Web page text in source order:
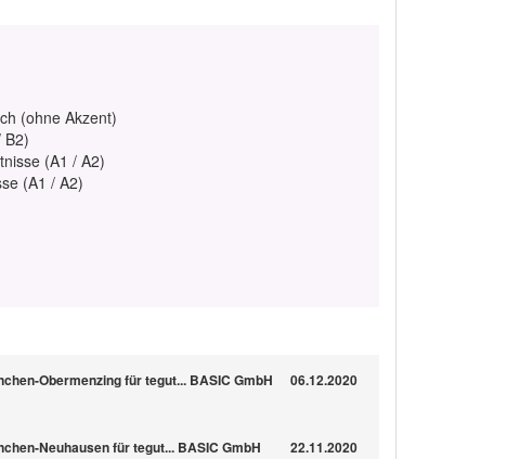
(ohne Akzent)
B2)
(A1 / A2)
(A1 / A2)
Obermenzing für tegut... BASIC GmbH 06.12.2020
Neuhausen für tegut... BASIC GmbH 22.11.2020